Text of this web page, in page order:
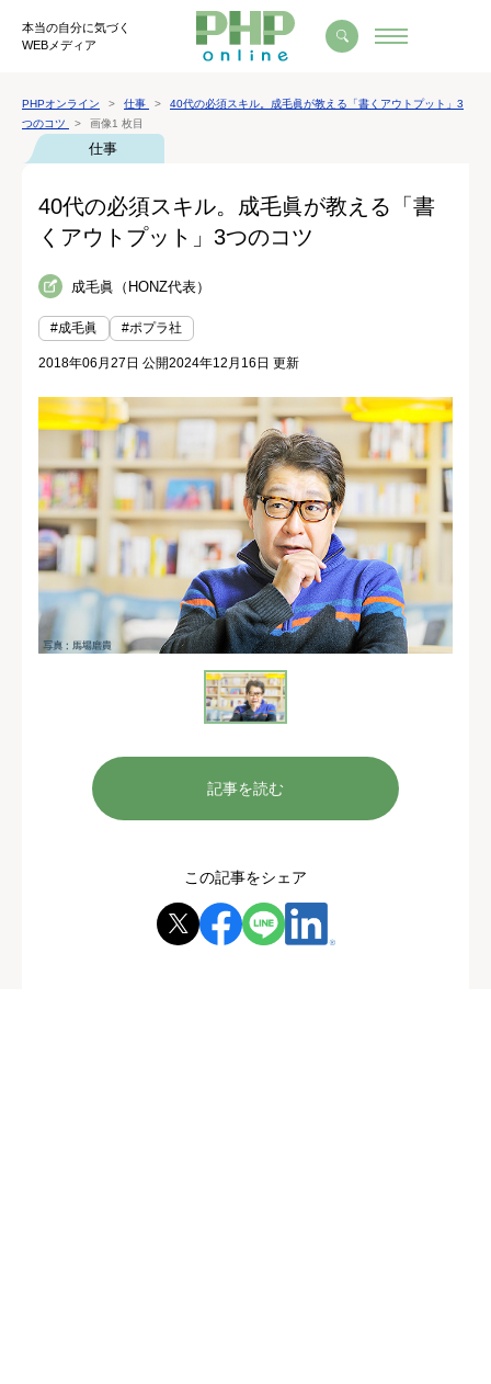
本当の自分に気づく
WEBメディア
PHPオンライン 仕事
40代の必須スキル。成毛眞が教える「書くアウトプット」3
つのコツ
画像1 枚目
仕事
40代の必須スキル。成毛眞が教える「書
くアウトプット」3つのコツ
成毛眞（HONZ代表）
#成毛眞 #ポプラ社
2018年06月27日 公開2024年12月16日 更新
記事を読む
この記事をシェア